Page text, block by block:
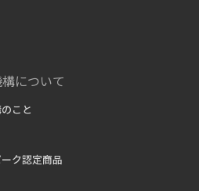
について
こと
ク認定商品